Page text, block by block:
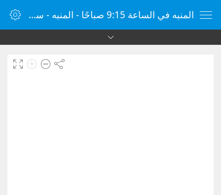
المنبه في الساعة 9:15 صباحًا - المنبه - ساعة منبه الإنترنت